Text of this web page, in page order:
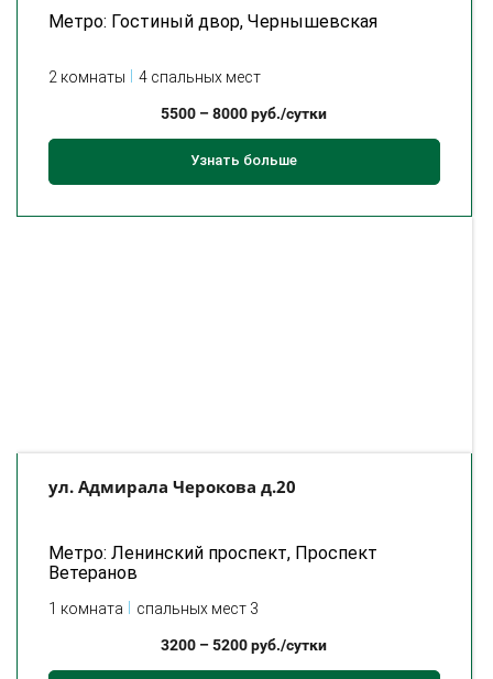
Метро: Гостиный двор, Чернышевская
2 комнаты 4 спальных мест
5500 –8000руб./сутки
Узнать больше
ул. Адмирала Черокова д.20
Метро: Ленинский проспект, Проспект
Ветеранов
1 комната спальных мест 3
3200 –5200руб./сутки